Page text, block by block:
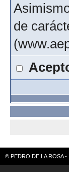
de
© PEDRO DE LA ROSA -